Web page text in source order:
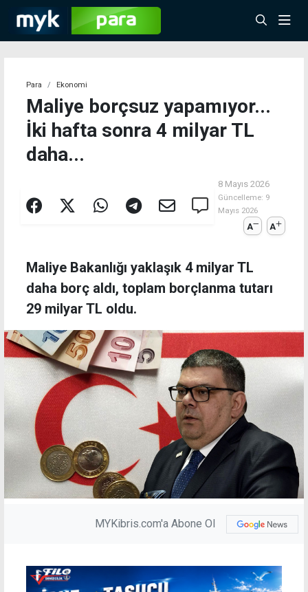
Para Ekonomi
Maliye borçsuz yapamıyor...
İki hafta sonra 4 milyar TL
daha...
8 Mayıs 2026
Güncelleme: 9
Mayıs 2026
A A
Maliye Bakanlığı yaklaşık 4 milyar TL
daha borç aldı, toplam borçlanma tutarı
29 milyar TL oldu.
MYKibris.com'a Abone Ol